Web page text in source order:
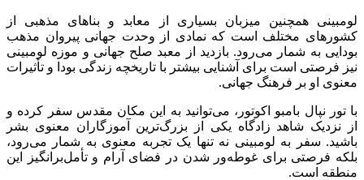
لومبینی همچنین میزبان بسیاری از معابد و بناهای مذهبی از
کشورهای مختلف است که نمادی از وحدت جهانی پیروان مذهب
بودایی به شمار می‌رود. بازدید از معبد صلح جهانی و موزه لومبینی
نیز فرصتی است برای آشنایی بیشتر با تاریخچه زندگی بودا و تأثیرات
معنوی او بر فرهنگ جهانی.
با تور نپال بامبو اکوتور، می‌توانید به این مکان مقدس سفر کرده و
از نزدیک شاهد زادگاه یکی از بزرگ‌ترین آموزگاران معنوی بشر
باشید. سفر به لومبینی نه تنها یک تجربه معنوی به شمار می‌رود،
بلکه فرصتی برای غوطه‌ور شدن در فضای آرام و تأمل‌برانگیز این
منطقه است.